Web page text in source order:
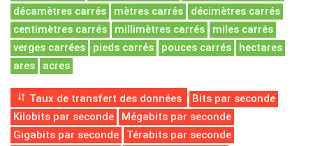
décamètres carrés
mètres carrés
décimètres carrés
centimètres carrés
millimètres carrés
miles carrés
verges carrées
pieds carrés pouces carrés
hectares
ares
acres
Taux de transfert des données
Bits par seconde
Kilobits par seconde
Mégabits par seconde
Gigabits par seconde
Térabits par seconde